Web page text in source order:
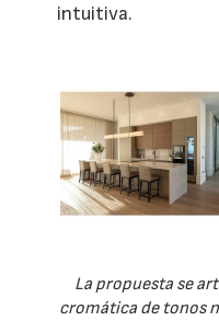
intuitiva.
La propuesta se
cromática de tonos